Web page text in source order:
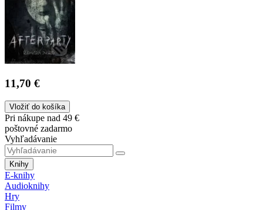
11,70 €
Vložiť do košíka
Pri nákupe nad 49 €
poštovné zadarmo
Vyhľadávanie
Knihy
E-knihy
Audioknihy
Hry
Filmy